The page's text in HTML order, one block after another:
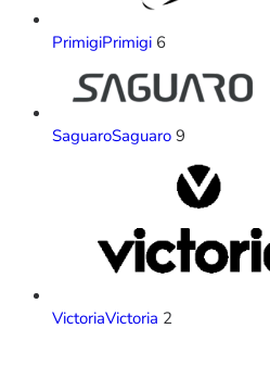
PrimigiPrimigi 6
SaguaroSaguaro 9
VictoriaVictoria 2